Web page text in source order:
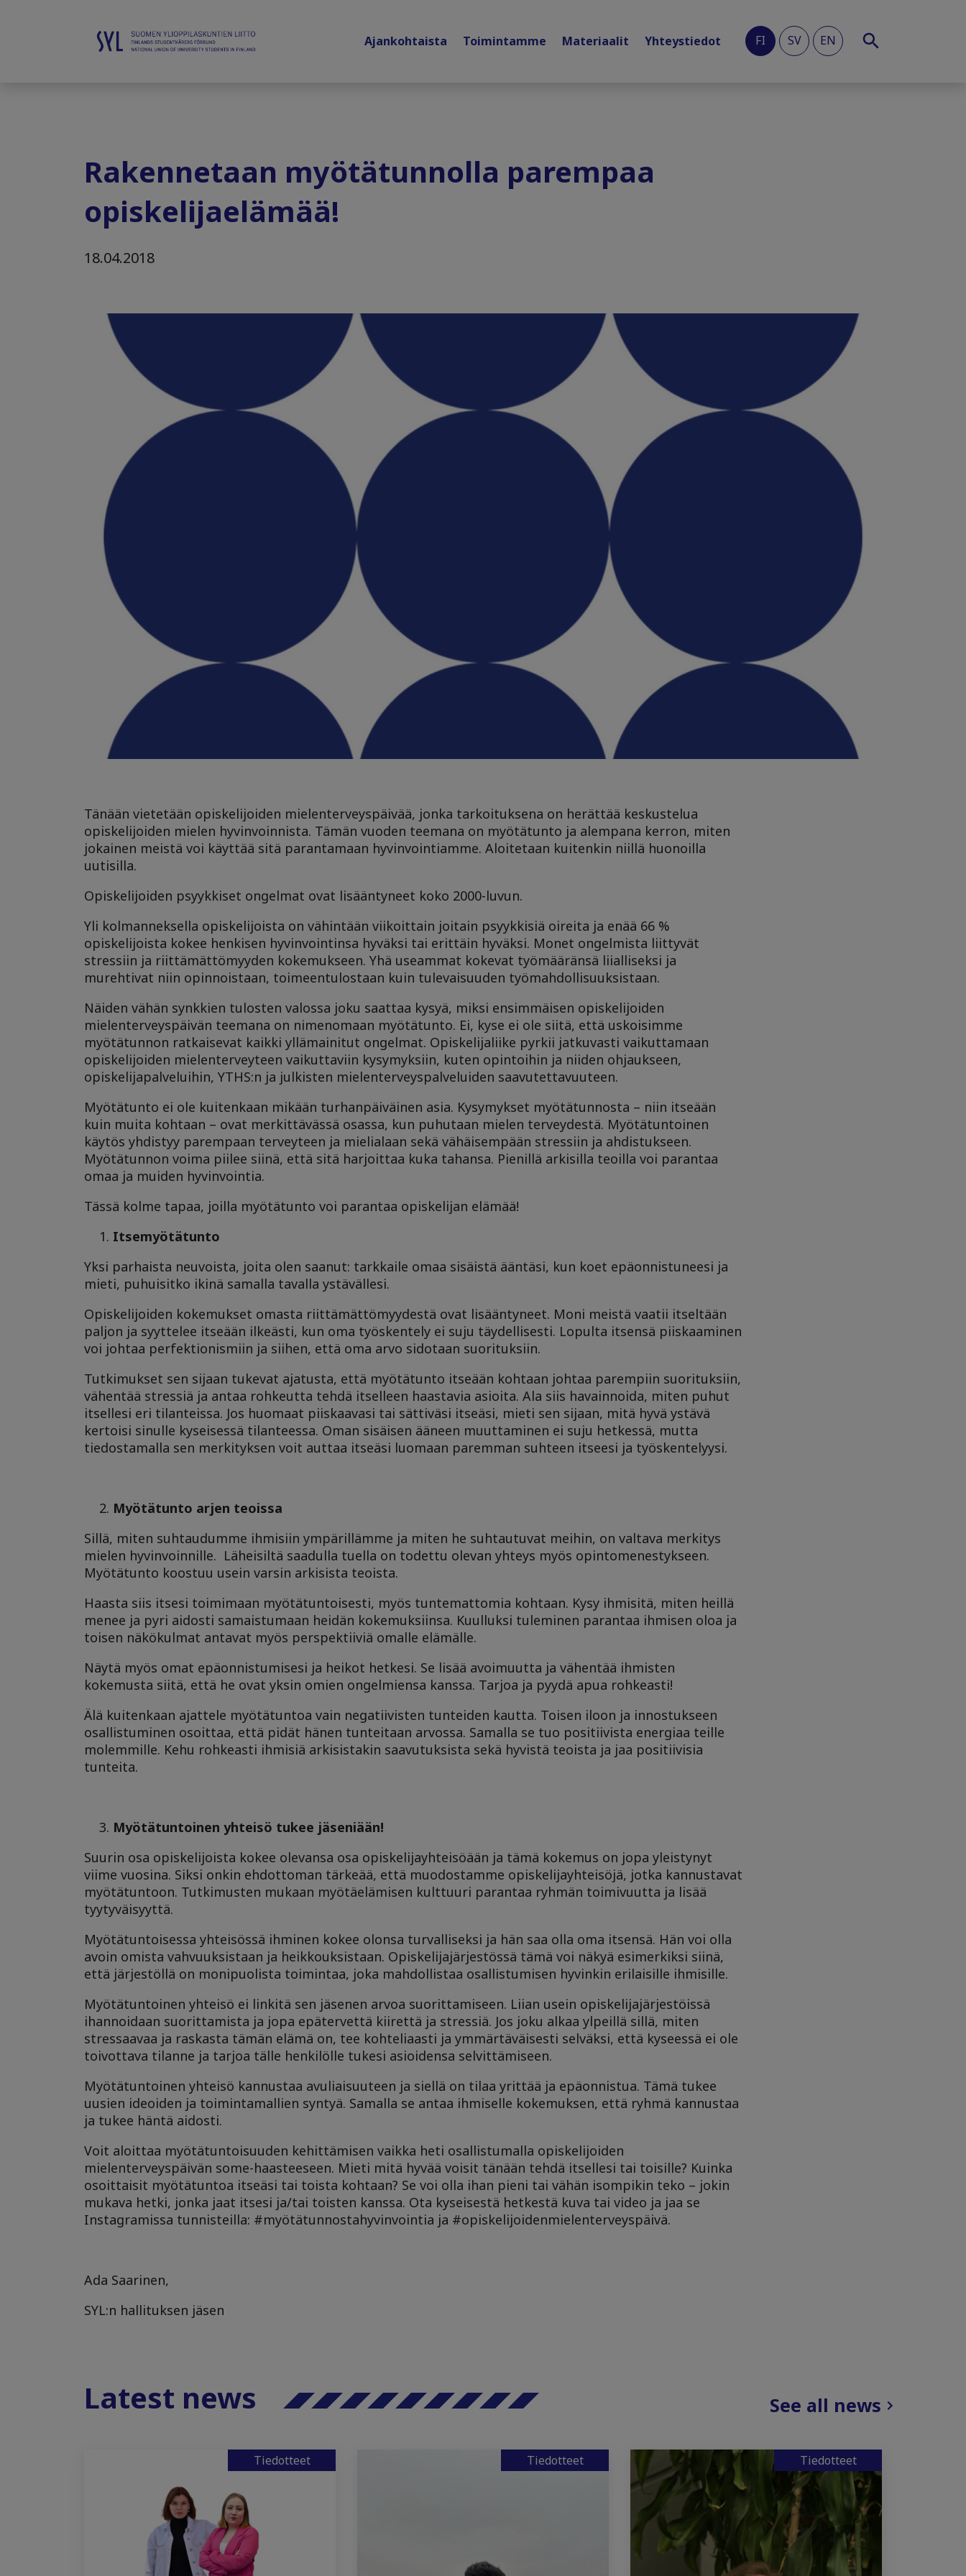
Ajankohtaista Toimintamme Materiaalit Yhteystiedot FI SV EN
Rakennetaan myötätunnolla parempaa
opiskelijaelämää!
18.04.2018
Tänään vietetään opiskelijoiden mielenterveyspäivää, jonka tarkoituksena on herättää keskustelua
opiskelijoiden mielen hyvinvoinnista. Tämän vuoden teemana on myötätunto ja alempana kerron, miten
jokainen meistä voi käyttää sitä parantamaan hyvinvointiamme. Aloitetaan kuitenkin niillä huonoilla
uutisilla.
Opiskelijoiden psyykkiset ongelmat ovat lisääntyneet koko 2000-luvun.
Yli kolmanneksella opiskelijoista on vähintään viikoittain joitain psyykkisiä oireita ja enää 66 %
opiskelijoista kokee henkisen hyvinvointinsa hyväksi tai erittäin hyväksi. Monet ongelmista liittyvät
stressiin ja riittämättömyyden kokemukseen. Yhä useammat kokevat työmääränsä liialliseksi ja
murehtivat niin opinnoistaan, toimeentulostaan kuin tulevaisuuden työmahdollisuuksistaan.
Näiden vähän synkkien tulosten valossa joku saattaa kysyä, miksi ensimmäisen opiskelijoiden
mielenterveyspäivän teemana on nimenomaan myötätunto. Ei, kyse ei ole siitä, että uskoisimme
myötätunnon ratkaisevat kaikki yllämainitut ongelmat. Opiskelijaliike pyrkii jatkuvasti vaikuttamaan
opiskelijoiden mielenterveyteen vaikuttaviin kysymyksiin, kuten opintoihin ja niiden ohjaukseen,
opiskelijapalveluihin, YTHS:n ja julkisten mielenterveyspalveluiden saavutettavuuteen.
Myötätunto ei ole kuitenkaan mikään turhanpäiväinen asia. Kysymykset myötätunnosta – niin itseään
kuin muita kohtaan – ovat merkittävässä osassa, kun puhutaan mielen terveydestä. Myötätuntoinen
käytös yhdistyy parempaan terveyteen ja mielialaan sekä vähäisempään stressiin ja ahdistukseen.
Myötätunnon voima piilee siinä, että sitä harjoittaa kuka tahansa. Pienillä arkisilla teoilla voi parantaa
omaa ja muiden hyvinvointia.
Tässä kolme tapaa, joilla myötätunto voi parantaa opiskelijan elämää!
Itsemyötätunto
Yksi parhaista neuvoista, joita olen saanut: tarkkaile omaa sisäistä ääntäsi, kun koet epäonnistuneesi ja
mieti, puhuisitko ikinä samalla tavalla ystävällesi.
Opiskelijoiden kokemukset omasta riittämättömyydestä ovat lisääntyneet. Moni meistä vaatii itseltään
paljon ja syyttelee itseään ilkeästi, kun oma työskentely ei suju täydellisesti. Lopulta itsensä piiskaaminen
voi johtaa perfektionismiin ja siihen, että oma arvo sidotaan suorituksiin.
Tutkimukset sen sijaan tukevat ajatusta, että myötätunto itseään kohtaan johtaa parempiin suorituksiin,
vähentää stressiä ja antaa rohkeutta tehdä itselleen haastavia asioita. Ala siis havainnoida, miten puhut
itsellesi eri tilanteissa. Jos huomaat piiskaavasi tai sättiväsi itseäsi, mieti sen sijaan, mitä hyvä ystävä
kertoisi sinulle kyseisessä tilanteessa. Oman sisäisen ääneen muuttaminen ei suju hetkessä, mutta
tiedostamalla sen merkityksen voit auttaa itseäsi luomaan paremman suhteen itseesi ja työskentelyysi.
Myötätunto arjen teoissa
Sillä, miten suhtaudumme ihmisiin ympärillämme ja miten he suhtautuvat meihin, on valtava merkitys
mielen hyvinvoinnille. Läheisiltä saadulla tuella on todettu olevan yhteys myös opintomenestykseen.
Myötätunto koostuu usein varsin arkisista teoista.
Haasta siis itsesi toimimaan myötätuntoisesti, myös tuntemattomia kohtaan. Kysy ihmisitä, miten heillä
menee ja pyri aidosti samaistumaan heidän kokemuksiinsa. Kuulluksi tuleminen parantaa ihmisen oloa ja
toisen näkökulmat antavat myös perspektiiviä omalle elämälle.
Näytä myös omat epäonnistumisesi ja heikot hetkesi. Se lisää avoimuutta ja vähentää ihmisten
kokemusta siitä, että he ovat yksin omien ongelmiensa kanssa. Tarjoa ja pyydä apua rohkeasti!
Älä kuitenkaan ajattele myötätuntoa vain negatiivisten tunteiden kautta. Toisen iloon ja innostukseen
osallistuminen osoittaa, että pidät hänen tunteitaan arvossa. Samalla se tuo positiivista energiaa teille
molemmille. Kehu rohkeasti ihmisiä arkisistakin saavutuksista sekä hyvistä teoista ja jaa positiivisia
tunteita.
Myötätuntoinen yhteisö tukee jäseniään!
Suurin osa opiskelijoista kokee olevansa osa opiskelijayhteisöään ja tämä kokemus on jopa yleistynyt
viime vuosina. Siksi onkin ehdottoman tärkeää, että muodostamme opiskelijayhteisöjä, jotka kannustavat
myötätuntoon. Tutkimusten mukaan myötäelämisen kulttuuri parantaa ryhmän toimivuutta ja lisää
tyytyväisyyttä.
Myötätuntoisessa yhteisössä ihminen kokee olonsa turvalliseksi ja hän saa olla oma itsensä. Hän voi olla
avoin omista vahvuuksistaan ja heikkouksistaan. Opiskelijajärjestössä tämä voi näkyä esimerkiksi siinä,
että järjestöllä on monipuolista toimintaa, joka mahdollistaa osallistumisen hyvinkin erilaisille ihmisille.
Myötätuntoinen yhteisö ei linkitä sen jäsenen arvoa suorittamiseen. Liian usein opiskelijajärjestöissä
ihannoidaan suorittamista ja jopa epätervettä kiirettä ja stressiä. Jos joku alkaa ylpeillä sillä, miten
stressaavaa ja raskasta tämän elämä on, tee kohteliaasti ja ymmärtäväisesti selväksi, että kyseessä ei ole
toivottava tilanne ja tarjoa tälle henkilölle tukesi asioidensa selvittämiseen.
Myötätuntoinen yhteisö kannustaa avuliaisuuteen ja siellä on tilaa yrittää ja epäonnistua. Tämä tukee
uusien ideoiden ja toimintamallien syntyä. Samalla se antaa ihmiselle kokemuksen, että ryhmä kannustaa
ja tukee häntä aidosti.
Voit aloittaa myötätuntoisuuden kehittämisen vaikka heti osallistumalla opiskelijoiden
mielenterveyspäivän some-haasteeseen. Mieti mitä hyvää voisit tänään tehdä itsellesi tai toisille? Kuinka
osoittaisit myötätuntoa itseäsi tai toista kohtaan? Se voi olla ihan pieni tai vähän isompikin teko – jokin
mukava hetki, jonka jaat itsesi ja/tai toisten kanssa. Ota kyseisestä hetkestä kuva tai video ja jaa se
Instagramissa tunnisteilla: #myötätunnostahyvinvointia ja #opiskelijoidenmielenterveyspäivä.
Ada Saarinen,
SYL:n hallituksen jäsen
Latest news See all news
Tiedotteet Tiedotteet Tiedotteet